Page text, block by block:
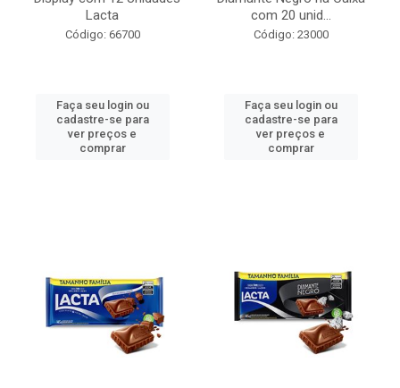
Lacta
Código: 66700
Faça seu login ou
cadastre-se para
ver preços e
comprar
com 20 unid...
Código: 23000
Faça seu login ou
cadastre-se para
ver preços e
comprar